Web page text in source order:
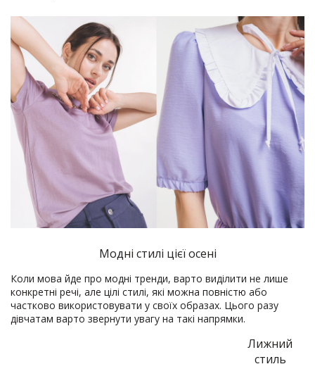
Модні стилі цієї осені
Коли мова йде про модні тренди, варто виділити не лише
конкретні речі, але цілі стилі, які можна повністю або
частково використовувати у своїх образах. Цього разу
дівчатам варто звернути увагу на такі напрямки.
Лижний
стиль